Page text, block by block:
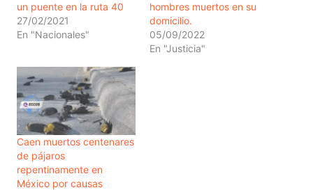
un puente en la ruta 40
27/02/2021
En "Nacionales"
hombres muertos en su
domicilio.
05/09/2022
En "Justicia"
Caen muertos centenares
de pájaros
repentinamente en
México por causas